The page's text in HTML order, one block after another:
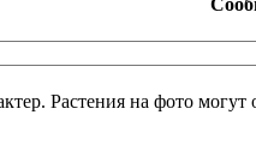
Растения на фото могут